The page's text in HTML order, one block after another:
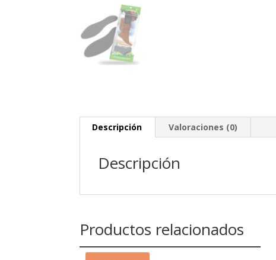
Descripción Valoraciones (0)
Descripción
Productos relacionados